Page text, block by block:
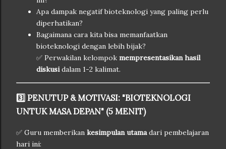
Apa dampak negatif bioteknologi yang paling perlu
diperhatikan?
Bagaimana cara kita bisa memanfaatkan
bioteknologi dengan lebih bijak?
✅ Perwakilan kelompok mempresentasikan hasil
diskusidalam 1-2 kalimat.
3️⃣ PENUTUP & MOTIVASI: "BIOTEKNOLOGI
UNTUK MASA DEPAN" (5 MENIT)
✅ Guru memberikan kesimpulan utama dari pembelajaran
hari ini: